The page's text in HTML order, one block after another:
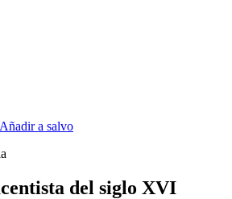
Añadir a salvo
del siglo XVI